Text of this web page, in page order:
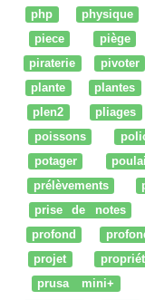
php
physique
piece
piège
piraterie
pivoter
plante
plantes
plen2
pliages
poissons
potager
prélèvements
prise de notes
profond
projet
prusa mini+